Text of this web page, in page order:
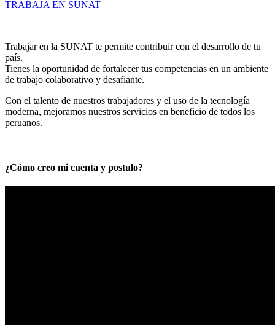
TRABAJA EN SUNAT
Trabajar en la SUNAT te permite contribuir con el desarrollo de tu
país.
Tienes la oportunidad de fortalecer tus competencias en un ambiente
de trabajo colaborativo y desafiante.
Con el talento de nuestros trabajadores y el uso de la tecnología
moderna, mejoramos nuestros servicios en beneficio de todos los
peruanos.
¿Cómo creo mi cuenta y postulo?